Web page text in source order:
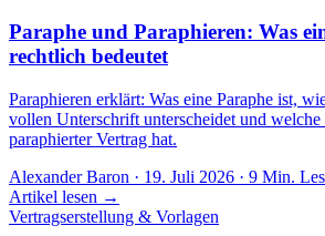
Paraphe und Paraphieren: Was
rechtlich bedeutet
Paraphieren erklärt: Was eine Paraphe ist,
vollen Unterschrift unterscheidet und
paraphierter Vertrag hat.
Alexander Baron · 19. Juli 2026 · 9 Min.
Artikel lesen →
Vertragserstellung & Vorlagen